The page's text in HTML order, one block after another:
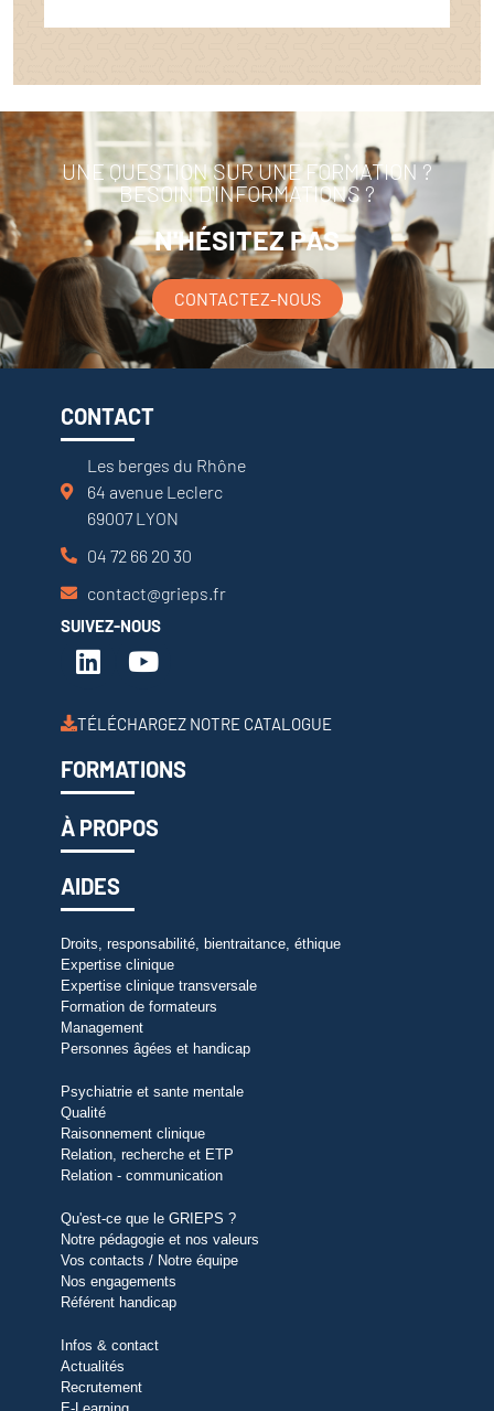
UNE QUESTION SUR UNE FORMATION ?
BESOIN D'INFORMATIONS ?
N'HÉSITEZ PAS
CONTACTEZ-NOUS
CONTACT
Les berges du Rhône
64 avenue Leclerc
69007 LYON
04 72 66 20 30
contact@grieps.fr
SUIVEZ-NOUS
TÉLÉCHARGEZ NOTRE CATALOGUE
FORMATIONS
À PROPOS
AIDES
Droits, responsabilité, bientraitance, éthique
Expertise clinique
Expertise clinique transversale
Formation de formateurs
Management
Personnes âgées et handicap
Psychiatrie et sante mentale
Qualité
Raisonnement clinique
Relation, recherche et ETP
Relation - communication
Qu'est-ce que le GRIEPS ?
Notre pédagogie et nos valeurs
Vos contacts / Notre équipe
Nos engagements
Référent handicap
Infos & contact
Actualités
Recrutement